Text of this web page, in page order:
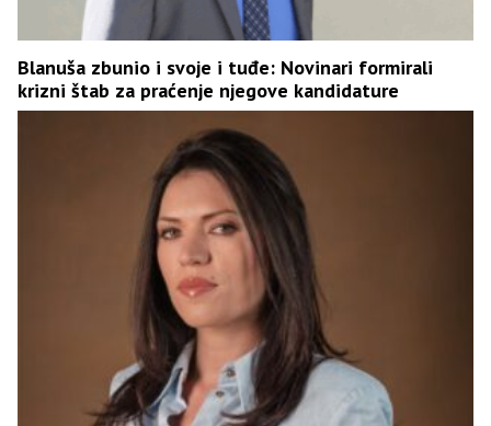
Blanuša zbunio i svoje i tuđe: Novinari formirali
krizni štab za praćenje njegove kandidature